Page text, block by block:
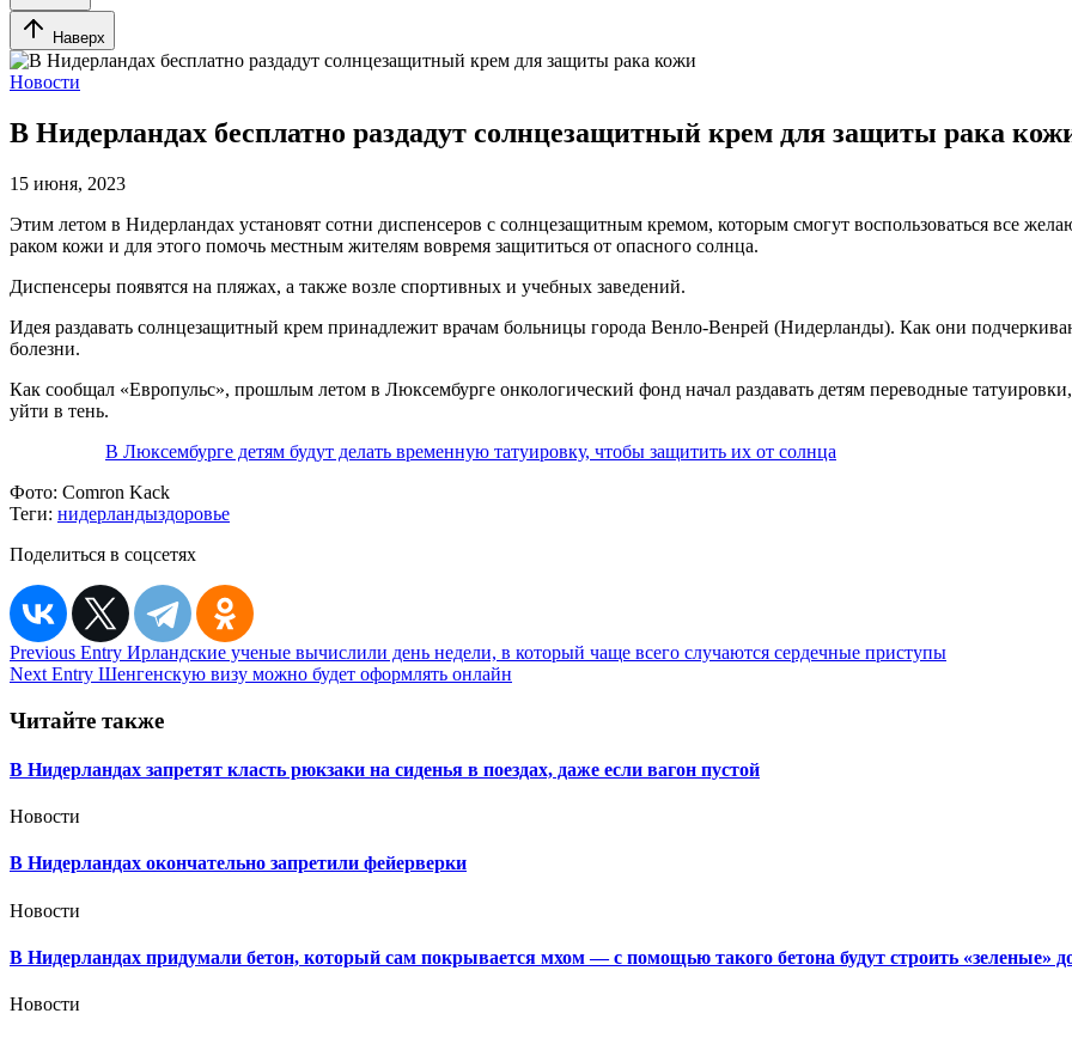
Наверх
Новости
В Нидерландах бесплатно раздадут солнцезащитный крем для защиты рака
15 июня, 2023
Этим летом в Нидерландах установят сотни диспенсеров с солнцезащитным кремом, которым смогут воспользоваться все
раком кожи и для этого помочь местным жителям вовремя защититься от опасного солнца.
Диспенсеры появятся на пляжах, а также возле спортивных и учебных заведений.
Идея раздавать солнцезащитный крем принадлежит врачам больницы города Венло-Венрей (Нидерланды). Как они
болезни.
Как сообщал «Европульс», прошлым летом в Люксембурге онкологический фонд начал раздавать детям переводные
уйти в тень.
В Люксембурге детям будут делать временную татуировку, чтобы защитить их от солнца
Фото: Comron Kack
Теги: нидерландыздоровье
Поделиться в соцсетях
Навигация
по
записям
Previous Entry Ирландские ученые вычислили день недели, в который чаще всего случаются сердечные приступы
Next Entry Шенгенскую визу можно будет оформлять онлайн
Читайте также
В Нидерландах запретят класть рюкзаки на сиденья в поездах, даже если вагон пустой
Новости
В Нидерландах окончательно запретили фейерверки
Новости
В Нидерландах придумали бетон, который сам покрывается мхом — с помощью такого бетона будут строить «зеленые»
Новости